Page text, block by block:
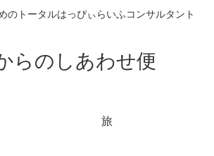
のトータルはっぴぃらいふコンサルタント
らのしあわせ便
旅